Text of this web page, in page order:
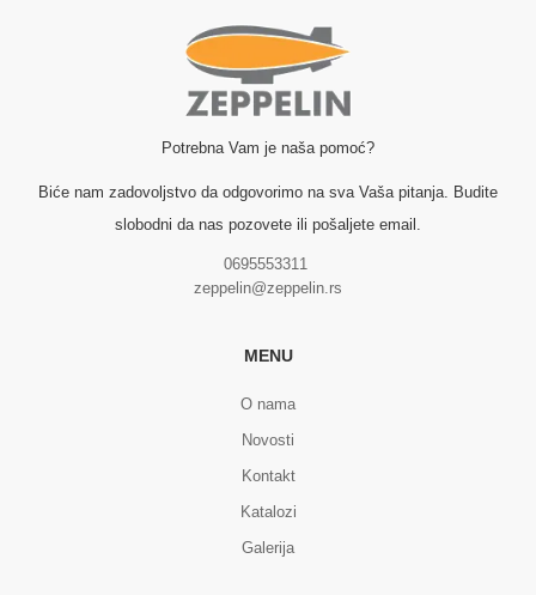
Potrebna Vam je naša pomoć?
Biće nam zadovoljstvo da odgovorimo na sva Vaša pitanja. Budite
slobodni da nas pozovete ili pošaljete email.
0695553311
zeppelin@zeppelin.rs
MENU
O nama
Novosti
Kontakt
Katalozi
Galerija